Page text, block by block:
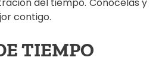
del tiempo. Conócelas y
contigo.
TIEMPO